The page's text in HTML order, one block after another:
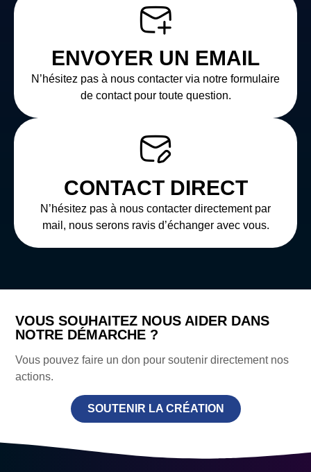
ENVOYER UN EMAIL
N’hésitez pas à nous contacter via notre formulaire
de contact pour toute question.
CONTACT DIRECT
N’hésitez pas à nous contacter directement par
mail, nous serons ravis d’échanger avec vous.
VOUS SOUHAITEZ NOUS AIDER DANS
NOTRE DÉMARCHE ?
Vous pouvez faire un don pour soutenir directement nos
actions.
SOUTENIR LA CRÉATION